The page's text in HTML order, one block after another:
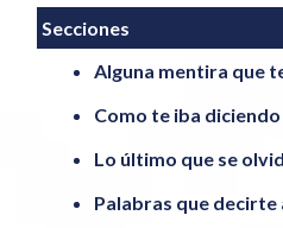
Secciones
Alguna mentira que
Como te iba diciendo
Lo último que se
Palabras que decirte